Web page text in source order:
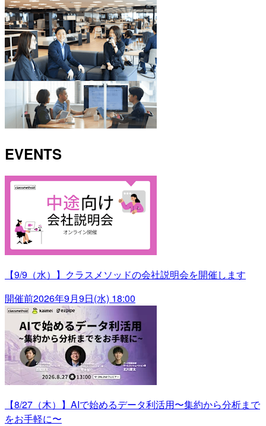
EVENTS
【9/9（水）】クラスメソッドの会社説明会を開催します
開催前2026年9月9日(水) 18:00
【8/27（木）】AIで始めるデータ利活用〜集約から分析まで
をお手軽に〜